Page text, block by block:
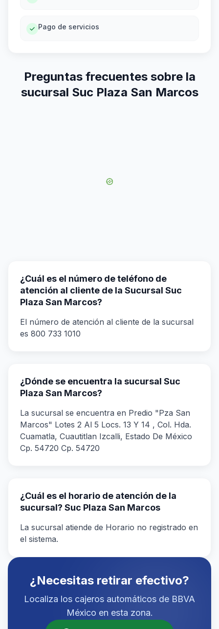
Pago de servicios
Preguntas frecuentes sobre la
sucursal Suc Plaza San Marcos
¿Cuál es el número de teléfono de
atención al cliente de la Sucursal Suc
Plaza San Marcos?
El número de atención al cliente de la sucursal
es 800 733 1010
¿Dónde se encuentra la sucursal Suc
Plaza San Marcos?
La sucursal se encuentra en Predio "Pza San
Marcos" Lotes 2 Al 5 Locs. 13 Y 14 , Col. Hda.
Cuamatla, Cuautitlan Izcalli, Estado De México
Cp. 54720 Cp. 54720
¿Cuál es el horario de atención de la
sucursal? Suc Plaza San Marcos
La sucursal atiende de Horario no registrado en
el sistema.
¿Necesitas retirar efectivo?
Localiza los cajeros automáticos de BBVA
México en esta zona.